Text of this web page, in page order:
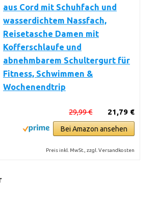
aus Cord mit Schuhfach und
wasserdichtem Nassfach,
Reisetasche Damen mit
Kofferschlaufe und
abnehmbarem Schultergurt für
Fitness, Schwimmen &
Wochenendtrip
21,79 €
29,99 €
Bei Amazon ansehen
Preis inkl. MwSt., zzgl. Versandkosten